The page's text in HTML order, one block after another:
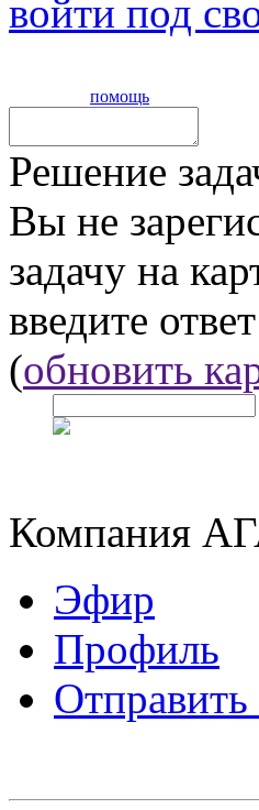
войти под
помощь
Решение
Вы не
задачу на
введите ответ
(обновить
Компания
Эфир
Профиль